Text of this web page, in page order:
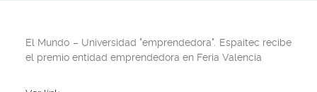
El Mundo – Universidad "emprendedora". Espaitec recibe
el premio entidad emprendedora en Feria Valencia